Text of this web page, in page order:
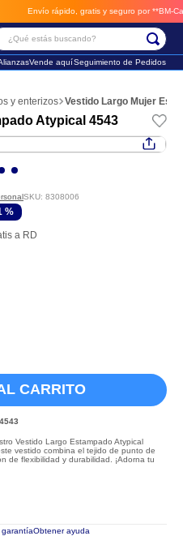
Envío rápido, gratis y seguro por **BM-
estás buscando?
Vende aquíSeguimiento de Pedidos
y enterizos Vestido Largo Mujer
Atypical 4543
SKU: 8308006
%
a RD
CARRITO
Vestido Largo Estampado Atypical
vestido combina el tejido de punto de
de flexibilidad y durabilidad. ¡Adorna tu
garantíaObtener ayuda